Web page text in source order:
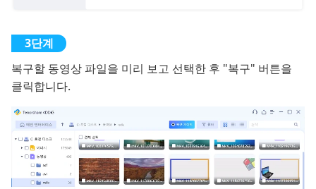
복구할 동영상 파일을 미리 보고 선택한 후 "복구" 버튼을
클릭합니다.